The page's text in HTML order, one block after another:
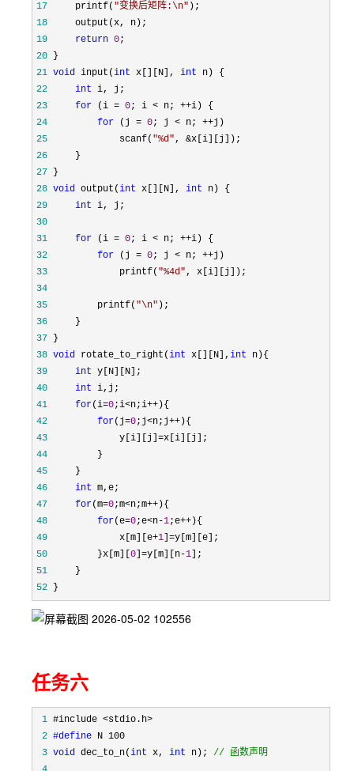
17
     printf(
"变换后矩阵:\n"
18
19
return 0
20
21 void input(int x[][N], int
22
int
23
for (i = 0; i < n; ++
24
for (j = 0; j < n; ++
25
             scanf(
"%d", &
26
27
28 void output(int x[][N], int
29
int
30
31
for (i = 0; i < n; ++
32
for (j = 0; j < n; ++
33
             printf(
"%4d"
34
35
         printf(
"\n"
36
37
38 void rotate_to_right(int x[][N], int
39
int
40
int
41
for(i=0;i<n;i++
42
for(j=0;j<n;j++
43
             y[i][j]=
44
45
46
int
47
for(m=0;m<n;m++
48
for(e=0;e<n-1;e++
49
             x[m][e+
1 ]=
50
         }x[m][
0 ]=y[m][n-1
51
52 }
任务六
1
2 #define
3 void dec_to_n(int x, int n); // 函数声明